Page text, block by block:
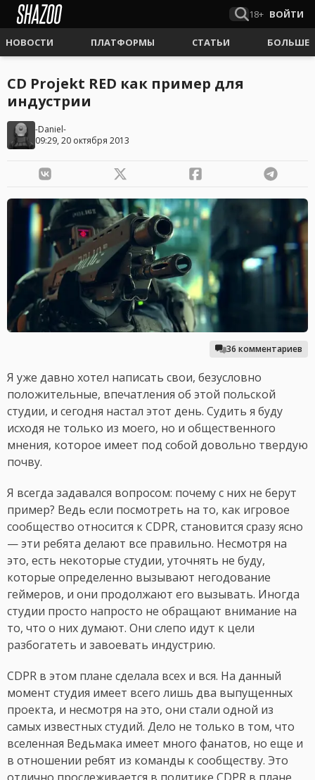
18+ ВОЙТИ
НОВОСТИ ПЛАТФОРМЫ СТАТЬИ БОЛЬШЕ
CD Projekt RED как пример для
индустрии
-Daniel-
09:29, 20 октября 2013
36 комментариев
Я уже давно хотел написать свои, безусловно
положительные, впечатления об этой польской
студии, и сегодня настал этот день. Судить я буду
исходя не только из моего, но и общественного
мнения, которое имеет под собой довольно твердую
почву.
Я всегда задавался вопросом: почему с них не берут
пример? Ведь если посмотреть на то, как игровое
сообщество относится к CDPR, становится сразу ясно
— эти ребята делают все правильно. Несмотря на
это, есть некоторые студии, уточнять не буду,
которые определенно вызывают негодование
геймеров, и они продолжают его вызывать. Иногда
студии просто напросто не обращают внимание на
то, что о них думают. Они слепо идут к цели
разбогатеть и завоевать индустрию.
CDPR в этом плане сделала всех и вся. На данный
момент студия имеет всего лишь два выпущенных
проекта, и несмотря на это, они стали одной из
самых известных студий. Дело не только в том, что
вселенная Ведьмака имеет много фанатов, но еще и
в отношении ребят из команды к сообществу. Это